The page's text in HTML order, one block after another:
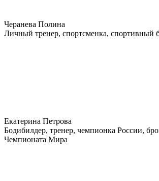
Черанева Полина
Личный тренер, спортсменка, спортивный
Екатерина Петрова
Бодибилдер, тренер, чемпионка России,
Чемпионата Мира